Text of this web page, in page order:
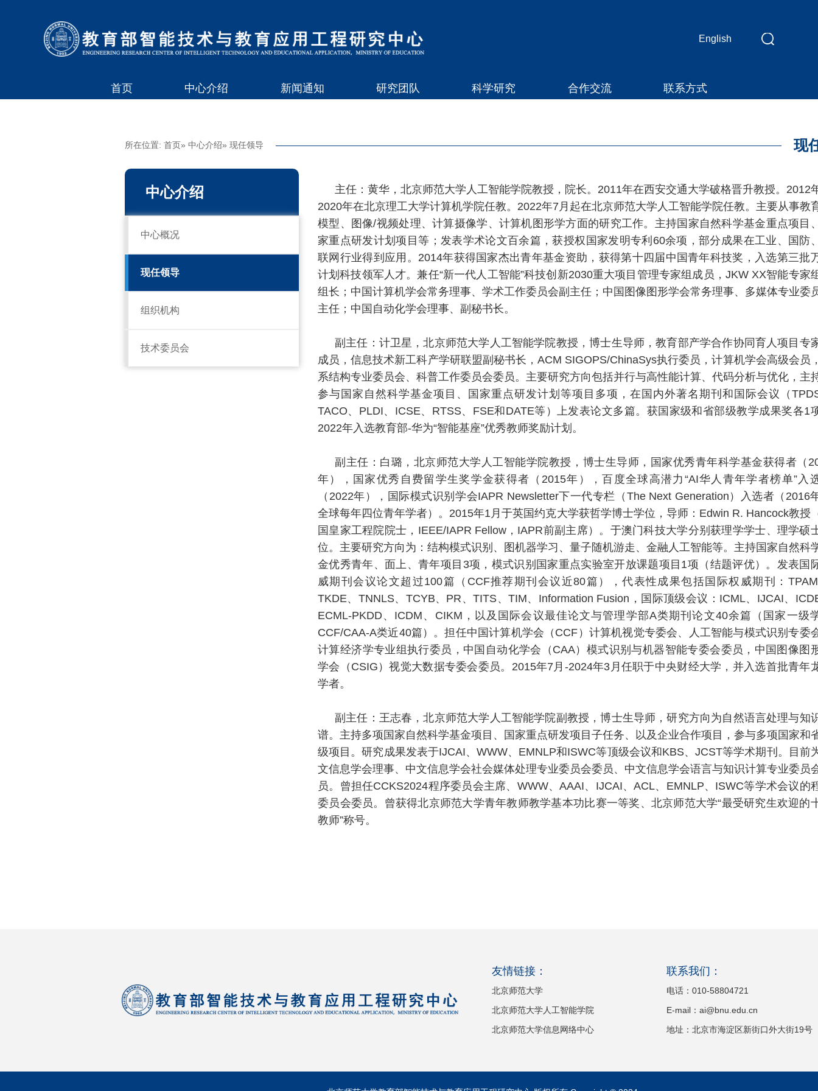
English
护
首页 中心介绍 新闻通知 研究团队 科学研究 合作交流 联系方式
现
所在位置: 首页» 中心介绍» 现任领导
中心介绍
中心概况
现任领导
组织机构
技术委员会
主任：黄华，北京师范大学人工智能学院教授，院长。2011年在西安交通大学破格晋升教授。2012
2020年在北京理工大学计算机学院任教。2022年7月起在北京师范大学人工智能学院任教。主要从事教
模型、图像/视频处理、计算摄像学、计算机图形学方面的研究工作。主持国家自然科学基金重点项目
家重点研发计划项目等；发表学术论文百余篇，获授权国家发明专利60余项，部分成果在工业、国防
联网行业得到应用。2014年获得国家杰出青年基金资助，获得第十四届中国青年科技奖，入选第三批
计划科技领军人才。兼任“新一代人工智能”科技创新2030重大项目管理专家组成员，JKW XX智能专家
组长；中国计算机学会常务理事、学术工作委员会副主任；中国图像图形学会常务理事、多媒体专业委
主任；中国自动化学会理事、副秘书长。
副主任：计卫星，北京师范大学人工智能学院教授，博士生导师，教育部产学合作协同育人项目专
成员，信息技术新工科产学研联盟副秘书长，ACM SIGOPS/ChinaSys执行委员，计算机学会高级会员
系结构专业委员会、科普工作委员会委员。主要研究方向包括并行与高性能计算、代码分析与优化，主
参与国家自然科学基金项目、国家重点研发计划等项目多项，在国内外著名期刊和国际会议（
TACO、PLDI、ICSE、RTSS、FSE和DATE等）上发表论文多篇。获国家级和省部级教学成果奖各1
2022年入选教育部-华为“智能基座”优秀教师奖励计划。
副主任：白璐，北京师范大学人工智能学院教授，博士生导师，国家优秀青年科学基金获得者（
年），国家优秀自费留学生奖学金获得者（2015年），百度全球高潜力“AI华人青年学者榜单”入
（2022年），国际模式识别学会IAPR Newsletter下一代专栏（The Next Generation）入选者（2016
全球每年四位青年学者）。2015年1月于英国约克大学获哲学博士学位，导师：Edwin R. Hancock教授
国皇家工程院院士，IEEE/IAPR Fellow，IAPR前副主席）。于澳门科技大学分别获理学学士、理学硕
位。主要研究方向为：结构模式识别、图机器学习、量子随机游走、金融人工智能等。主持国家自然科
金优秀青年、面上、青年项目3项，模式识别国家重点实验室开放课题项目1项（结题评优）。发表国
威期刊会议论文超过100篇（CCF推荐期刊会议近80篇），代表性成果包括国际权威期刊：
TKDE、TNNLS、TCYB、PR、TITS、TIM、Information Fusion，国际顶级会议：ICML、IJCAI、
ECML-PKDD、ICDM、CIKM，以及国际会议最佳论文与管理学部A类期刊论文40余篇（国家一级
CCF/CAA-A类近40篇）。担任中国计算机学会（CCF）计算机视觉专委会、人工智能与模式识别专委
计算经济学专业组执行委员，中国自动化学会（CAA）模式识别与机器智能专委会委员，中国图像图
学会（CSIG）视觉大数据专委会委员。2015年7月-2024年3月任职于中央财经大学，并入选首批青年
学者。
副主任：王志春，北京师范大学人工智能学院副教授，博士生导师，研究方向为自然语言处理与知
谱。主持多项国家自然科学基金项目、国家重点研发项目子任务、以及企业合作项目，参与多项国家和
级项目。研究成果发表于IJCAI、WWW、EMNLP和ISWC等顶级会议和KBS、JCST等学术期刊。目前
文信息学会理事、中文信息学会社会媒体处理专业委员会委员、中文信息学会语言与知识计算专业委员
员。曾担任CCKS2024程序委员会主席、WWW、AAAI、IJCAI、ACL、EMNLP、ISWC等学术会议的
委员会委员。曾获得北京师范大学青年教师教学基本功比赛一等奖、北京师范大学“最受研究生欢迎的
教师”称号。
联系我们：
电话：010-58804721
E-mail：ai@bnu.edu.cn
地址：北京市海淀区新街口外大街19号
友情链接：
北京师范大学
北京师范大学人工智能学院
北京师范大学信息网络中心